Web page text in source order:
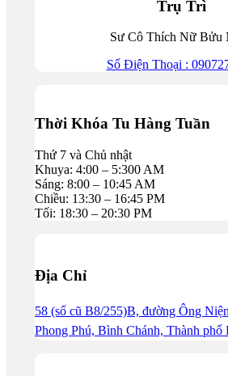
Trụ Trì
Sư Cô Thích Nữ Bửu
Số Điện Thoại :
Thời Khóa Tu Hàng Tuần
Thứ 7 và Chủ nhật
Khuya: 4:00 – 5:300 AM
Sáng: 8:00 – 10:45 AM
Chiều: 13:30 – 16:45 PM
Tối: 18:30 – 20:30 PM
Địa Chỉ
58 (số cũ B8/255)B, đường Ông
Phong Phú, Bình Chánh, Thành